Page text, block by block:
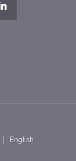
English